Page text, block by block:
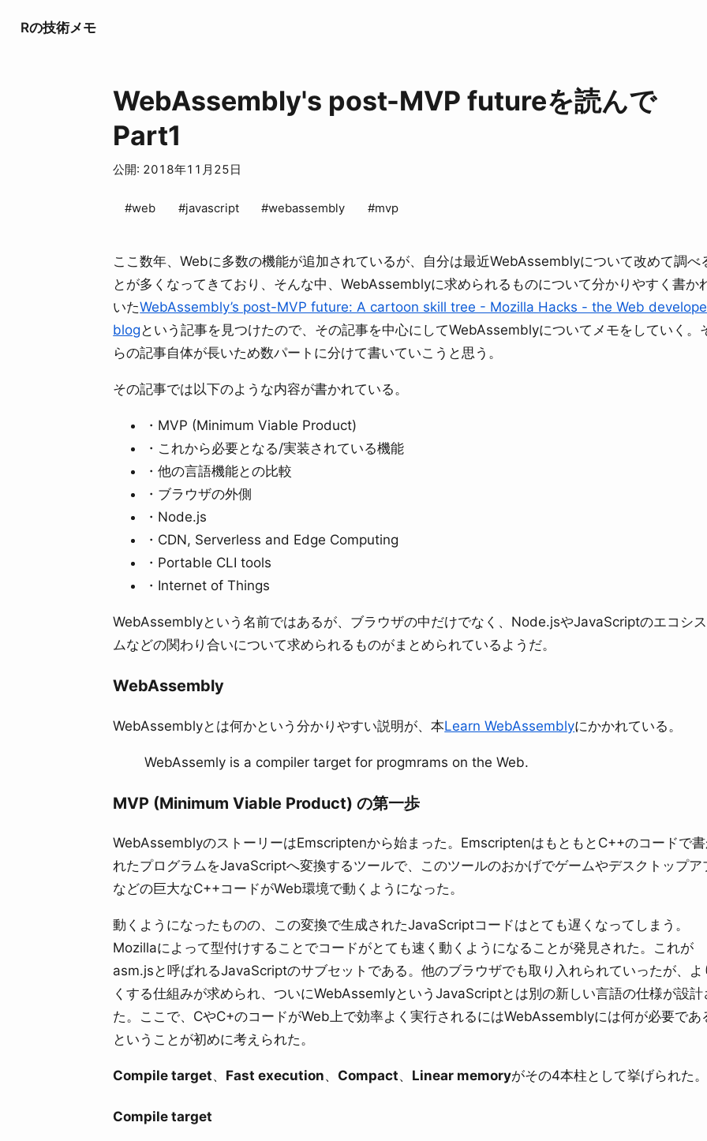
Rの技術メモ
WebAssembly's post-MVP futureを読んで
Part1
公開: 2018年11月25日
#web #javascript #webassembly #mvp
ここ数年、Webに多数の機能が追加されているが、自分は最近WebAssemblyについて改めて調べ
とが多くなってきており、そんな中、WebAssemblyに求められるものについて分かりやすく書か
いたWebAssembly’s post-MVP future: A cartoon skill tree - Mozilla Hacks - the Web
blog という記事を見つけたので、その記事を中心にしてWebAssemblyについてメモをしていく。
らの記事自体が長いため数パートに分けて書いていこうと思う。
その記事では以下のような内容が書かれている。
・MVP (Minimum Viable Product)
・これから必要となる/実装されている機能
・他の言語機能との比較
・ブラウザの外側
・Node.js
・CDN, Serverless and Edge Computing
・Portable CLI tools
・Internet of Things
WebAssemblyという名前ではあるが、ブラウザの中だけでなく、Node.jsやJavaScriptのエコシ
ムなどの関わり合いについて求められるものがまとめられているようだ。
WebAssembly
WebAssemblyとは何かという分かりやすい説明が、本Learn WebAssemblyにかかれている。
WebAssemly is a compiler target for progmrams on the Web.
MVP (Minimum Viable Product) の第一歩
WebAssemblyのストーリーはEmscriptenから始まった。EmscriptenはもともとC++のコードで
れたプログラムをJavaScriptへ変換するツールで、このツールのおかげでゲームやデスクトップア
などの巨大なC++コードがWeb環境で動くようになった。
動くようになったものの、この変換で生成されたJavaScriptコードはとても遅くなってしまう。
Mozillaによって型付けすることでコードがとても速く動くようになることが発見された。これが
asm.jsと呼ばれるJavaScriptのサブセットである。他のブラウザでも取り入れられていったが、よ
くする仕組みが求められ、ついにWebAssemlyというJavaScriptとは別の新しい言語の仕様が設計
た。ここで、CやC+のコードがWeb上で効率よく実行されるにはWebAssemblyには何が必要であ
ということが初めに考えられた。
Compile target、 Fast execution、 Compact、 Linear memoryがその4本柱として挙げられた
Compile target